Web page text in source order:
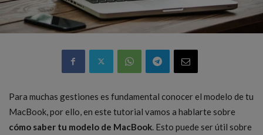
Para muchas gestiones es fundamental conocer el modelo de tu
MacBook, por ello, en este tutorial vamos a hablarte sobre
cómo saber tu modelo de MacBook. Esto puede ser útil sobre